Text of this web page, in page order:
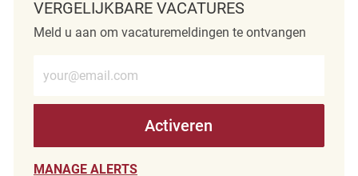
VERGELIJKBARE VACATURES
Meld u aan om vacaturemeldingen te ontvangen
Activeren
MANAGE ALERTS